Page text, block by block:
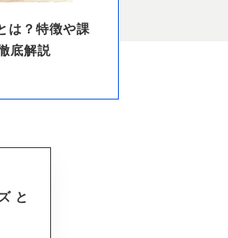
は？特徴や課
底解説
と